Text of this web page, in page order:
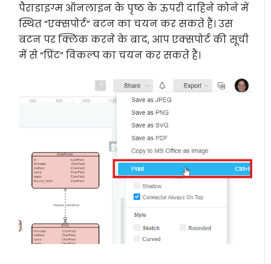
पैराडाइग्म ऑनलाइन के पृष्ठ के ऊपरी दाहिने कोने में
स्थित “एक्सपोर्ट” बटन का चयन कर सकते हैं। उस
बटन पर क्लिक करने के बाद, आप एक्सपोर्ट की सूची
में से “प्रिंट” विकल्प का चयन कर सकते हैं।